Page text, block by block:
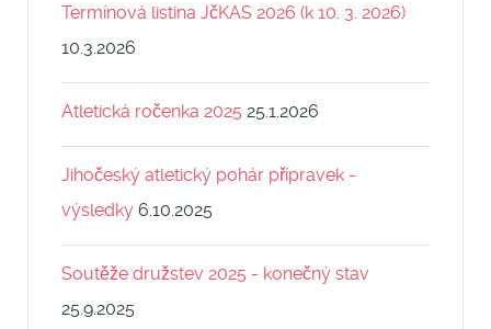
Termínová listina JčKAS 2026 (k 10. 3. 2026)
10.3.2026
Atletická ročenka 2025 25.1.2026
Jihočeský atletický pohár přípravek -
výsledky 6.10.2025
Soutěže družstev 2025 - konečný stav
25.9.2025